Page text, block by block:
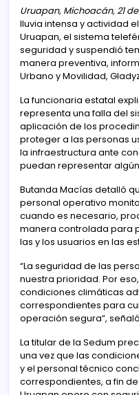
Uruapan, Michoacán, 21
lluvia intensa y actividad
Uruapan, el sistema
seguridad y suspendió
manera preventiva,
Urbano y Movilidad,
La funcionaria estatal
representa una falla del
aplicación de los
proteger a las personas
la infraestructura ante
puedan representar
Butanda Macías detalló
personal operativo
cuando es necesario,
manera controlada para
las y los usuarios en las
“La seguridad de las
nuestra prioridad. Por
condiciones climáticas
correspondientes para
operación segura”,
La titular de la Sedum
una vez que las
y el personal técnico
correspondientes, a fin